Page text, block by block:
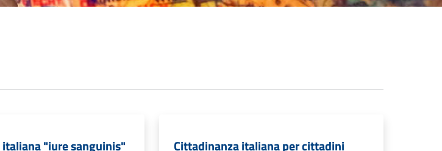
"iure sanguinis" Cittadinanza italiana per cittadini